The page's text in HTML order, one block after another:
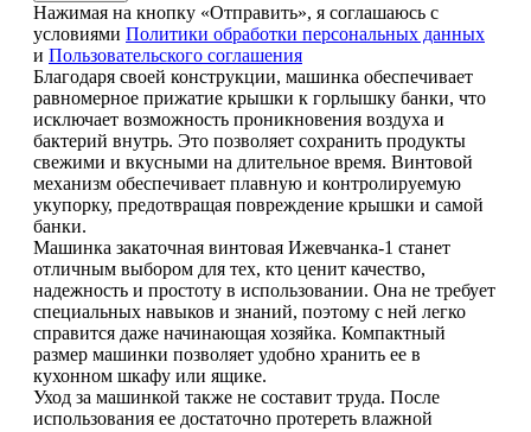
Нажимая на кнопку «Отправить», я соглашаюсь с
условиями Политики обработки персональных данных
и Пользовательского соглашения
Благодаря своей конструкции, машинка обеспечивает
равномерное прижатие крышки к горлышку банки, что
исключает возможность проникновения воздуха и
бактерий внутрь. Это позволяет сохранить продукты
свежими и вкусными на длительное время. Винтовой
механизм обеспечивает плавную и контролируемую
укупорку, предотвращая повреждение крышки и самой
банки.
Машинка закаточная винтовая Ижевчанка-1 станет
отличным выбором для тех, кто ценит качество,
надежность и простоту в использовании. Она не требует
специальных навыков и знаний, поэтому с ней легко
справится даже начинающая хозяйка. Компактный
размер машинки позволяет удобно хранить ее в
кухонном шкафу или ящике.
Уход за машинкой также не составит труда. После
использования ее достаточно протереть влажной